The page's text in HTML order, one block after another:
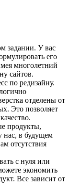
задании. У вас
его
многолетний
сайтов.
по редизайну.
отделены от
Это позволяет
продукты,
нас, в будущем
отсутствия
с нуля или
экономить
Все зависит от